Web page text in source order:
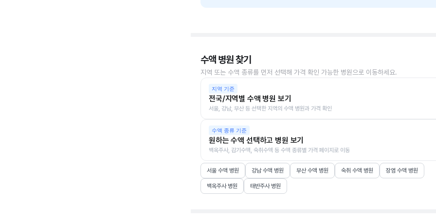
수액 병원 찾기
지역 또는 수액 종류를 먼저 선택해 가격 확인 가능한 병원으로 이동하세요.
지역 기준
전국/지역별 수액 병원 보기
서울, 강남, 부산 등 선택한 지역의 수액 병원과 가격 확인
수액 종류 기준
원하는 수액 선택하고 병원 보기
백옥주사, 감기수액, 숙취수액 등 수액 종류별 가격 페이지로 이동
서울 수액 병원 강남 수액 병원 부산 수액 병원 숙취 수액 병원 장염 수액 병원
백옥주사 병원 태반주사 병원